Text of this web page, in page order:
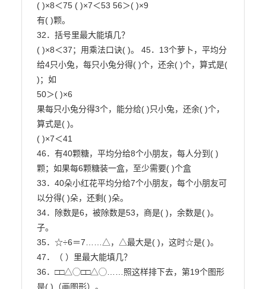
( )×8＜75 ( )×7＜53 56＞( )×9
有( )颗。
32．括号里最大能填几？
( )×8＜37；用乘法口诀( )。 45．13个萝卜，平均分
给4只小兔，每只小兔分得( )个，还余( )个，算式是(
)；如
50＞( )×6
果每只小兔分得3个，能分给( )只小兔，还余( )个，
算式是( )。
( )×7＜41
46．有40颗糖，平均分给8个小朋友，每人分到( )
颗；如果每6颗糖装一盒，至少需要( )个盒
33．40朵小红花平均分给7个小朋友，每个小朋友可
以分得( )朵，还剩( )朵。
34．除数是6，被除数是53，商是( )，余数是( )。
子。
35．☆÷6＝7……△，△最大是( )，这时☆是( )。
47．（ ）里最大能填几？
36．□□△◯□□△◯……照这样排下去，第19个图形
是( )（画图形）。